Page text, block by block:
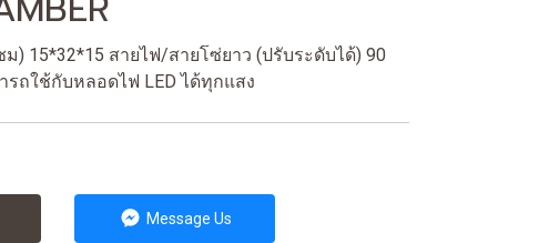
15*32*15 สายไฟ/สายโซ่ยาว (ปรับระดับได้) 90
ถใช้กับหลอดไฟ LED ได้ทุกแสง
Message Us